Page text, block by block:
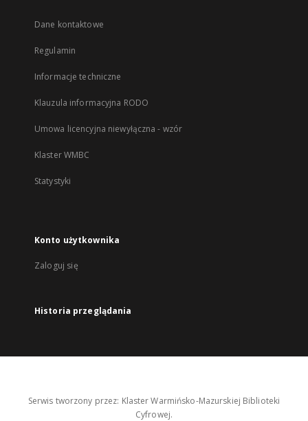
Dane kontaktowe
Regulamin
Informacje techniczne
Klauzula informacyjna RODO
Umowa licencyjna niewyłączna - wzór
Klaster WMBC
Statystyki
Konto użytkownika
Zaloguj się
Historia przeglądania
Serwis tworzony przez: Klaster Warmińsko-Mazurskiej Biblioteki
Cyfrowej.